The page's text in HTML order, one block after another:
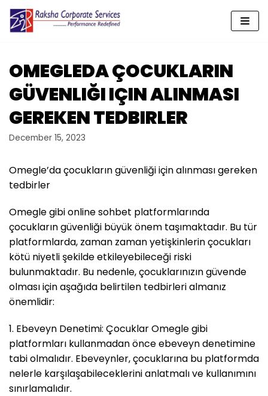
Skip
content
OMEGLEDA ÇOCUKLARIN
GÜVENLIĞI IÇIN ALINMASI
GEREKEN TEDBIRLER
December 15, 2023
Omegle’da çocukların güvenliği için alınması gereken
tedbirler
Omegle gibi online sohbet platformlarında
çocukların güvenliği büyük önem taşımaktadır. Bu tür
platformlarda, zaman zaman yetişkinlerin çocukları
kötü niyetli şekilde etkileyebileceği riski
bulunmaktadır. Bu nedenle, çocuklarınızın güvende
olması için aşağıda belirtilen tedbirleri almanız
önemlidir:
1. Ebeveyn Denetimi: Çocuklar Omegle gibi
platformları kullanmadan önce ebeveyn denetimine
tabi olmalıdır. Ebeveynler, çocuklarına bu platformda
nelerle karşılaşabileceklerini anlatmalı ve kullanımını
sınırlamalıdır.